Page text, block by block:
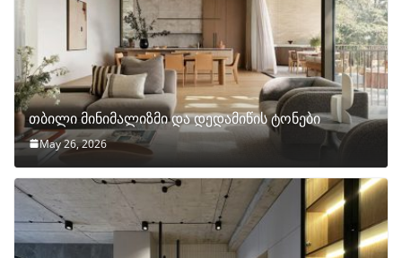
თბილი მინიმალიზმი და დედამიწის ტონები
May 26, 2026